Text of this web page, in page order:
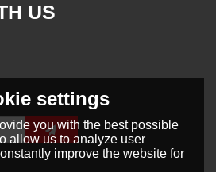
US
settings
you with the best possible
allow us to analyze user
improve the website for